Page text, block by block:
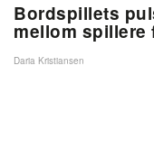
Bordspillets
mellom
Daria Kristiansen